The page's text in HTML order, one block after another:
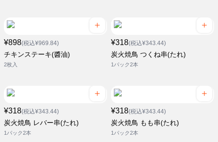
¥898(税込¥969.84)
チキンステーキ(醬油)
2枚入
¥318(税込¥343.44)
炭火焼鳥 つくね串(たれ)
1パック2本
¥318(税込¥343.44)
炭火焼鳥 レバー串(たれ)
1パック2本
¥318(税込¥343.44)
炭火焼鳥 もも串(たれ)
1パック2本